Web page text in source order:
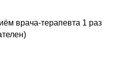
врача-терапевта 1 раз